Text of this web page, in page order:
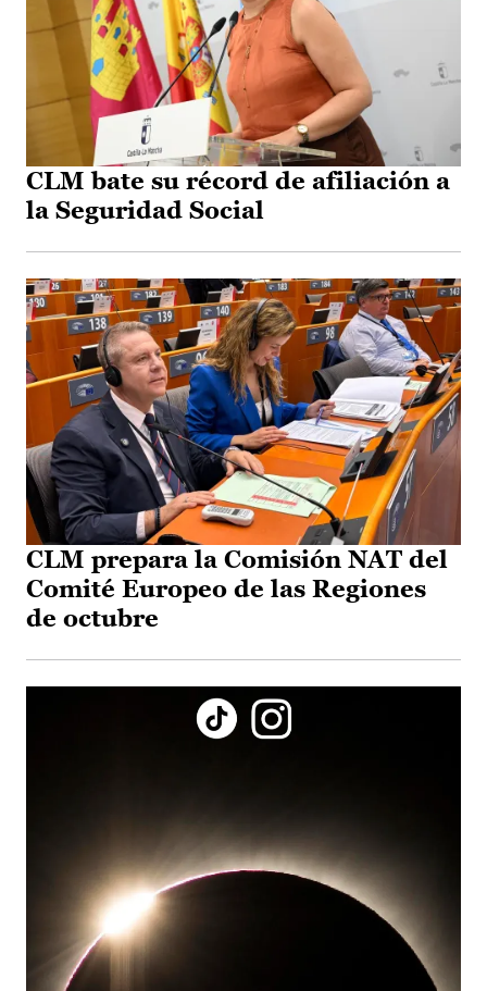
CLM bate su récord de afiliación a
la Seguridad Social
CLM prepara la Comisión NAT del
Comité Europeo de las Regiones
de octubre